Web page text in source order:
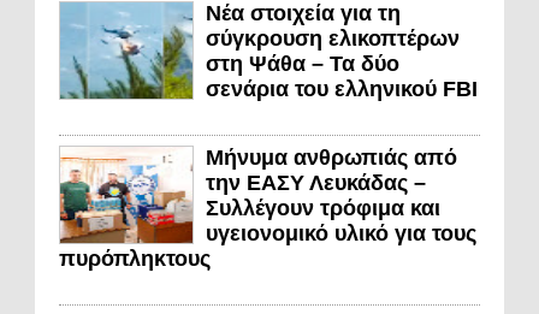
Νέα στοιχεία για τη
σύγκρουση ελικοπτέρων
στη Ψάθα – Τα δύο
σενάρια του ελληνικού FBI
Μήνυμα ανθρωπιάς από
την ΕΑΣΥ Λευκάδας –
Συλλέγουν τρόφιμα και
υγειονομικό υλικό για τους
πυρόπληκτους